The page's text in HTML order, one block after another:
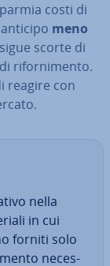
costi di
meno
scorte di
ri­for­ni­men­to.
reagire con
nella
in cui
forniti solo
ne­ces­